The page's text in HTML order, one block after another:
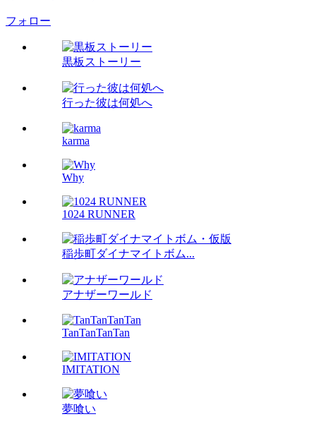
フォロー
黒板ストーリー
行った彼は何処へ
karma
Why
1024 RUNNER
稲歩町ダイナマイトボム...
アナザーワールド
TanTanTanTan
IMITATION
夢喰い